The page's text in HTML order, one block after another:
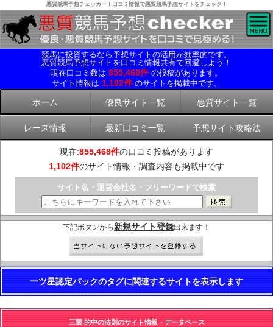
悪質競馬予想チェッカー！口コミ情報で悪質競馬予想サイトをチェック！
競馬に投資するなら予想サイトの活用が効率的です。
悪質競馬予想サイトを口コミ情報共有で回避しよう！
現在口コミ数は 855,468件 の投稿があります。
サイト情報は 1,102件 のサイトを掲載中です。
ホーム 優良サイト一覧 悪質サイト一覧
レース情報 最新口コミ一覧 予想サイト攻略法
現在:855,468件の口コミ投稿があります
1,102件のサイト情報・調査内容も掲載中です
サイト名・運営会社名・フリーワードで検索
下記ボタンから 新規サイト登録出来ます！
一ツ星認定パックのタグに関連するサイトを表示します
三競 的中の法則のサイト情報・データベース